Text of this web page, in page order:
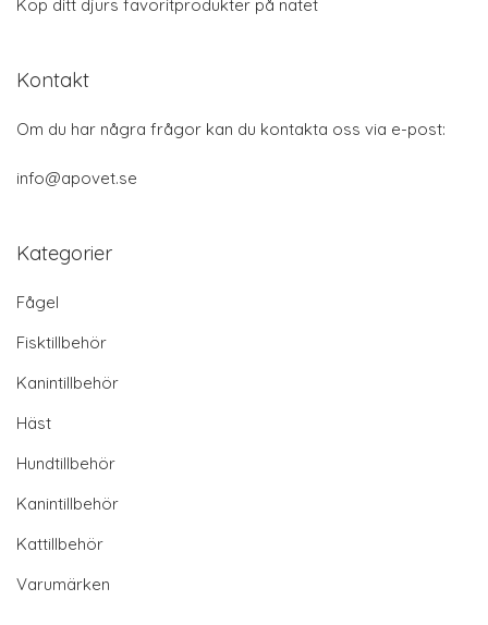
Köp ditt djurs favoritprodukter på nätet
Kontakt
Om du har några frågor kan du kontakta oss via e-post:
info@apovet.se
Kategorier
Fågel
Fisktillbehör
Kanintillbehör
Häst
Hundtillbehör
Kanintillbehör
Kattillbehör
Varumärken